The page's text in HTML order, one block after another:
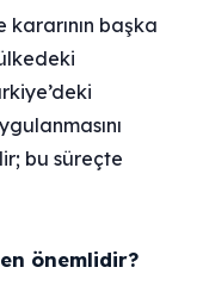
kararının başka
bu süreçte
önemlidir?